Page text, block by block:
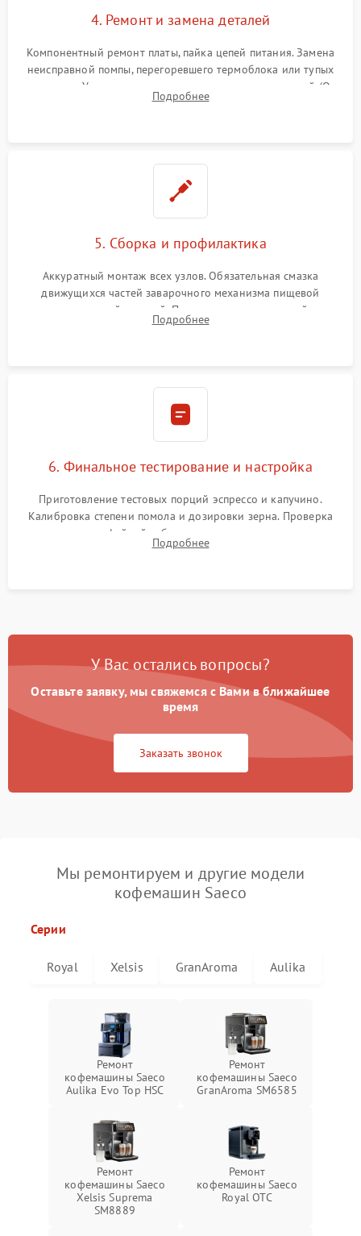
4. Ремонт и замена деталей
Компонентный ремонт платы, пайка цепей питания. Замена
неисправной помпы, перегоревшего термоблока или тупых
жерновов. Установка новых силиконовых уплотнителей (O-
ring) и тефлоновых трубок для надежного устранения
Подробнее
5. Сборка и профилактика
Аккуратный монтаж всех узлов. Обязательная смазка
движущихся частей заварочного механизма пищевой
силиконовой смазкой. Проведение программной
декальцинации и очистки системы от кофейных масел.
Подробнее
6. Финальное тестирование и настройка
Приготовление тестовых порций эспрессо и капучино.
Калибровка степени помола и дозировки зерна. Проверка
плотности кофейной таблетки, температуры напитка и
качества молочной пены. Контроль отсутствия посторонних
Подробнее
У Вас остались вопросы?
Оставьте заявку, мы свяжемся с Вами в ближайшее
время
Заказать звонок
Мы ремонтируем и другие модели
кофемашин Saeco
Серии
Royal Xelsis GranAroma Aulika
Ремонт
кофемашины Saeco
Aulika Evo Top HSC
Ремонт
кофемашины Saeco
GranAroma SM6585
Ремонт
кофемашины Saeco
Xelsis Suprema
SM8889
Ремонт
кофемашины Saeco
Royal OTC